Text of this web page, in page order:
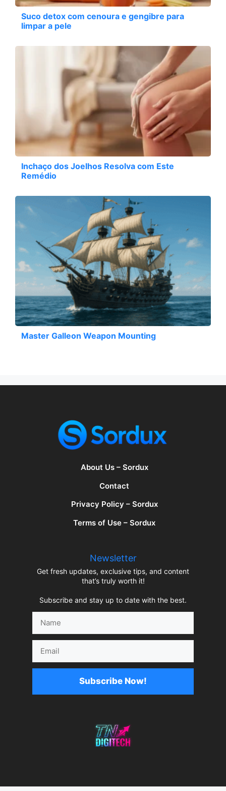
Suco detox com cenoura e gengibre para
limpar a pele
Inchaço dos Joelhos Resolva com Este
Remédio
Master Galleon Weapon Mounting
About Us – Sordux
Contact
Privacy Policy – Sordux
Terms of Use – Sordux
Newsletter
Get fresh updates, exclusive tips, and content
that’s truly worth it!
Subscribe and stay up to date with the best.
Subscribe Now!